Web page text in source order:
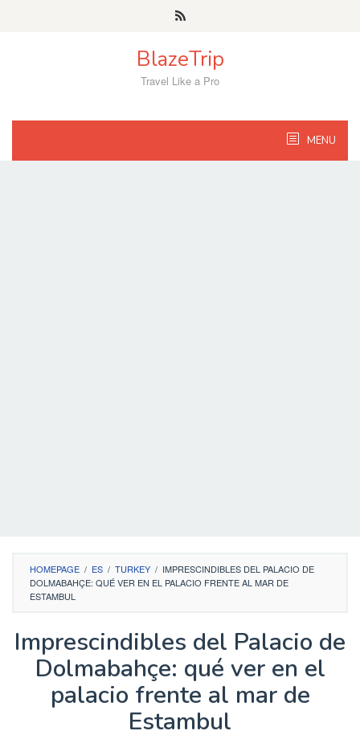
BlazeTrip
Travel Like a Pro
MENU
HOMEPAGE / ES / TURKEY / IMPRESCINDIBLES DEL PALACIO DE
DOLMABAHÇE: QUÉ VER EN EL PALACIO FRENTE AL MAR DE
ESTAMBUL
Imprescindibles del Palacio de
Dolmabahçe: qué ver en el
palacio frente al mar de
Estambul